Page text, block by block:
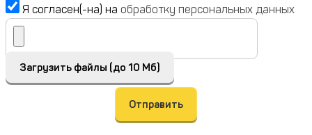
Я согласен(-на) на обработку персональных данных
Загрузить файлы (до 10 Мб)
Отправить